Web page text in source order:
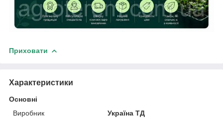
Приховати
Характеристики
Основні
Виробник
Україна ТД